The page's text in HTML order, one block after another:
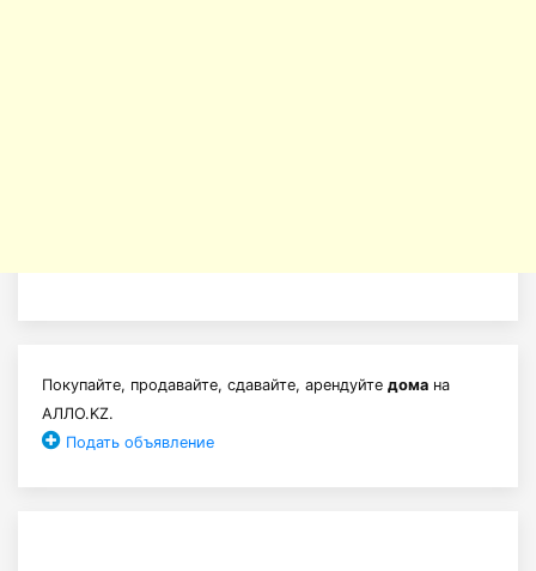
Покупайте, продавайте, сдавайте, арендуйте дома на
АЛЛО.KZ.
Подать объявление